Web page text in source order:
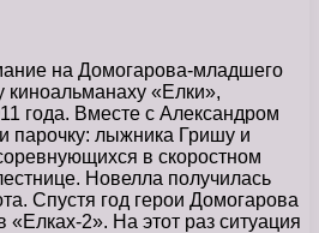
на Домогарова-младшего
киноальманаху «Елки»,
года. Вместе с Александром
парочку: лыжника Гришу и
в скоростном
Новелла получилась
Спустя год герои Домогарова
«Елках-2». На этот раз ситуация